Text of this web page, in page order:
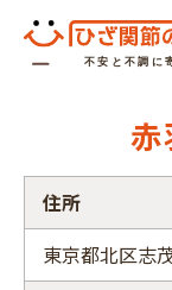
住所
東京都北区志